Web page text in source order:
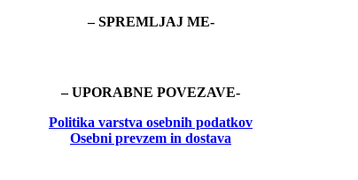
– SPREMLJAJ ME-
– UPORABNE POVEZAVE-
Politika varstva osebnih podatkov
Osebni prevzem in dostava